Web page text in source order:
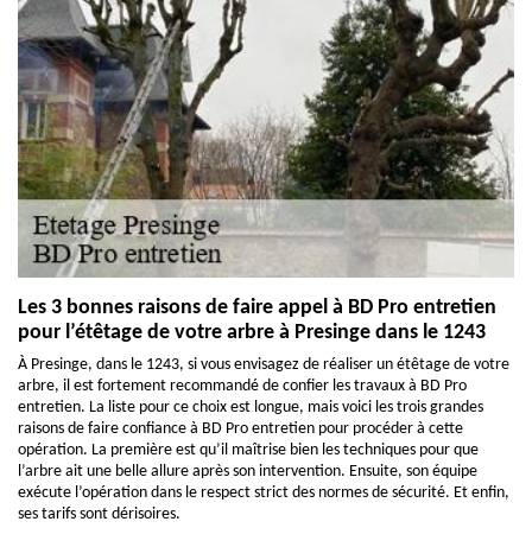
Les 3 bonnes raisons de faire appel à BD Pro entretien
pour l’étêtage de votre arbre à Presinge dans le 1243
À Presinge, dans le 1243, si vous envisagez de réaliser un étêtage de votre
arbre, il est fortement recommandé de confier les travaux à BD Pro
entretien. La liste pour ce choix est longue, mais voici les trois grandes
raisons de faire confiance à BD Pro entretien pour procéder à cette
opération. La première est qu’il maîtrise bien les techniques pour que
l’arbre ait une belle allure après son intervention. Ensuite, son équipe
exécute l’opération dans le respect strict des normes de sécurité. Et enfin,
ses tarifs sont dérisoires.